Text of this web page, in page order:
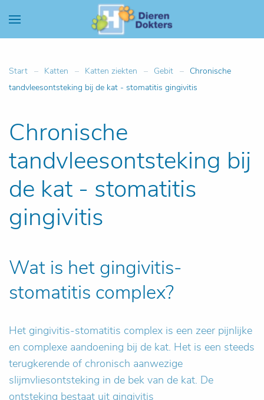
Start Katten Katten ziekten Gebit
Chronische
tandvleesontsteking bij de kat - stomatitis gingivitis
Chronische
tandvleesontsteking bij
de kat - stomatitis
gingivitis
Wat is het gingivitis-
stomatitis complex?
Het gingivitis-stomatitis complex is een zeer pijnlijke
en complexe aandoening bij de kat. Het is een steeds
terugkerende of chronisch aanwezige
slijmvliesontsteking in de bek van de kat. De
ontsteking bestaat uit gingivitis